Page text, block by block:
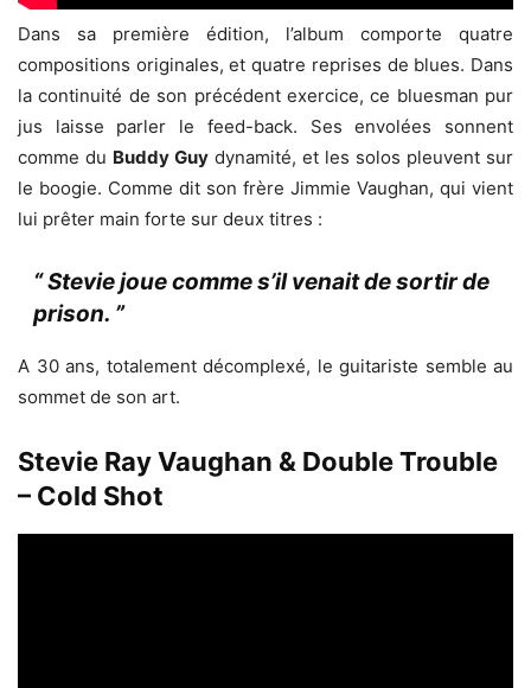
Dans sa première édition, l’album comporte quatre
compositions originales, et quatre reprises de blues. Dans
la continuité de son précédent exercice, ce bluesman pur
jus laisse parler le feed-back. Ses envolées sonnent
comme du Buddy Guy dynamité, et les solos pleuvent sur
le boogie. Comme dit son frère Jimmie Vaughan, qui vient
lui prêter main forte sur deux titres :
“ Stevie joue comme s’il venait de sortir de
prison. ”
A 30 ans, totalement décomplexé, le guitariste semble au
sommet de son art.
Stevie Ray Vaughan & Double Trouble
– Cold Shot